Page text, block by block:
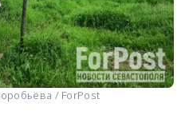
/ ForPost